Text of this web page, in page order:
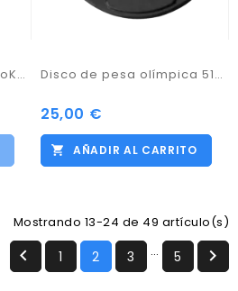
Cargador de batería ProKaddy 12V Disco de pesa olímpica 51mm 5.0KG hierro fundido con revestimiento de caucho
25,00 €
AÑADIR AL CARRITO
Mostrando 13-24 de 49 artículo(s)
 1 2 3 … 5 